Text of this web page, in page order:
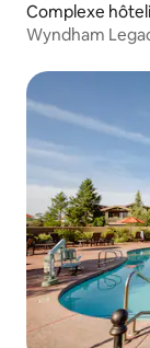
Complexe
Wyndham